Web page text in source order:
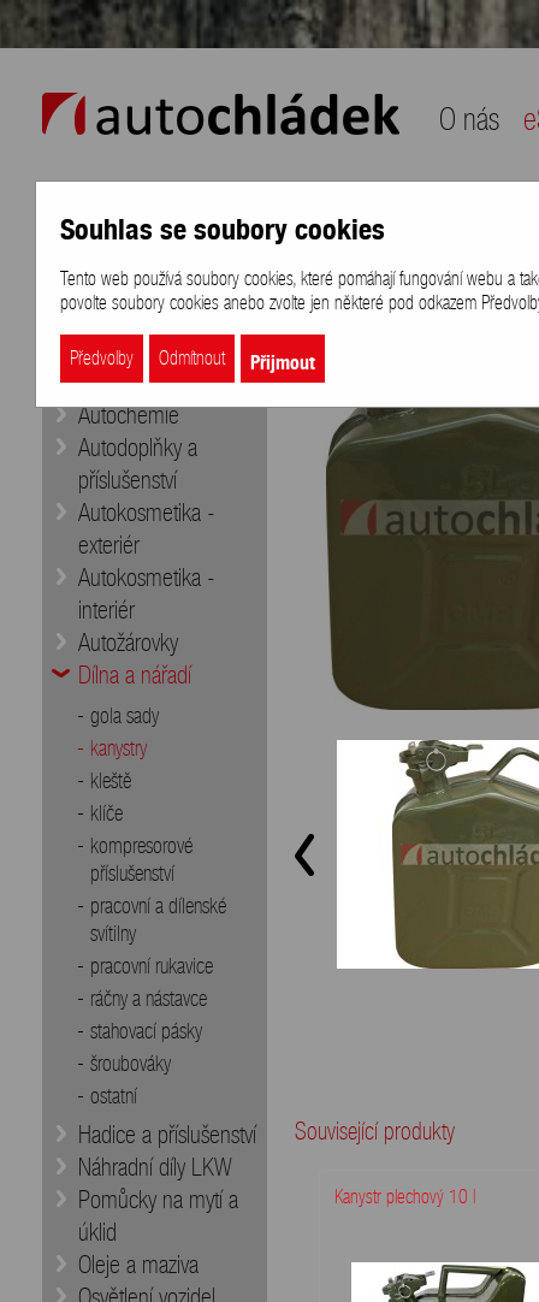
auto chládek O nás
Naše nabídka
Doporučujeme
Aditiva
Autobaterie
Autochemie
Autodoplňky a
příslušenství
Autokosmetika -
exteriér
Autokosmetika -
interiér
Autožárovky
Dílna a nářadí
gola sady
kanystry
kleště
klíče
kompresorové
příslušenství
pracovní a dílenské
svítilny
pracovní rukavice
ráčny a nástavce
stahovací pásky
šroubováky
ostatní
Hadice a příslušenství
Náhradní díly LKW
Pomůcky na mytí a
úklid
Oleje a maziva
Přihlášení
eShop>Dílna a nářadí>Kanystry
Související produkty
Kanystr plechový 10 l
Souhlas se soubory cookies
Tento web používá soubory cookies, které pomáhají fungování webu a
povolte soubory cookies anebo zvolte jen některé pod odkazem
Předvolby Odmítnout Přijmout